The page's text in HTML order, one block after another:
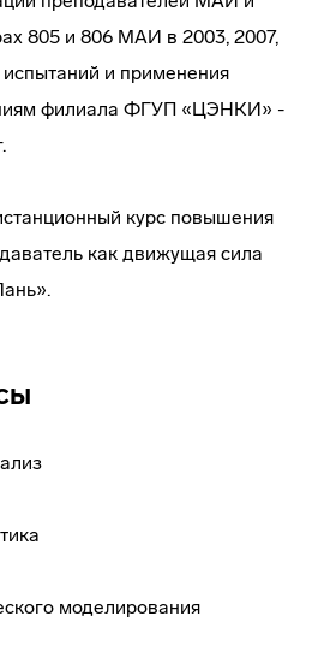
805 и 806 МАИ в 2003, 2007,
испытаний и применения
филиала ФГУП «ЦЭНКИ» -
курс повышения
как движущая сила
моделирования